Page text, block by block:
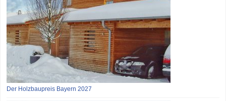
Der Holzbaupreis Bayern 2027